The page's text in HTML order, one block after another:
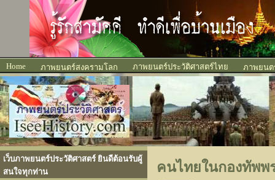
Home ภาพยนตร์สงครามโลก ภาพยนตร์ประวัติศาสตร์ไทย ภาพยนต
เว็บภาพยนตร์ประวัติศาสตร์ ยินดีต้อนรับผู้
สนใจทุกท่าน
คนไทยในกองทัพพ